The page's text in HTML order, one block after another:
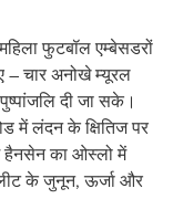
फुटबॉल एम्बेसडरों
– चार अनोखे म्यूरल
दी जा सके।
में लंदन के क्षितिज पर
का ओस्लो में
के जुनून, ऊर्जा और